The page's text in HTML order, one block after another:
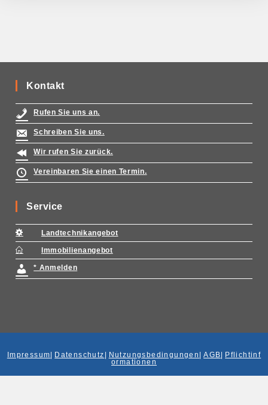
Kontakt
Rufen Sie uns an.
Schreiben Sie uns.
Wir rufen Sie zurück.
Vereinbaren Sie einen Termin.
Service
Landtechnikangebot
Immobilienangebot
* Anmelden
Impressum Datenschutz Nutzungsbedingungen |AGB
Pflichtinf
ormationen